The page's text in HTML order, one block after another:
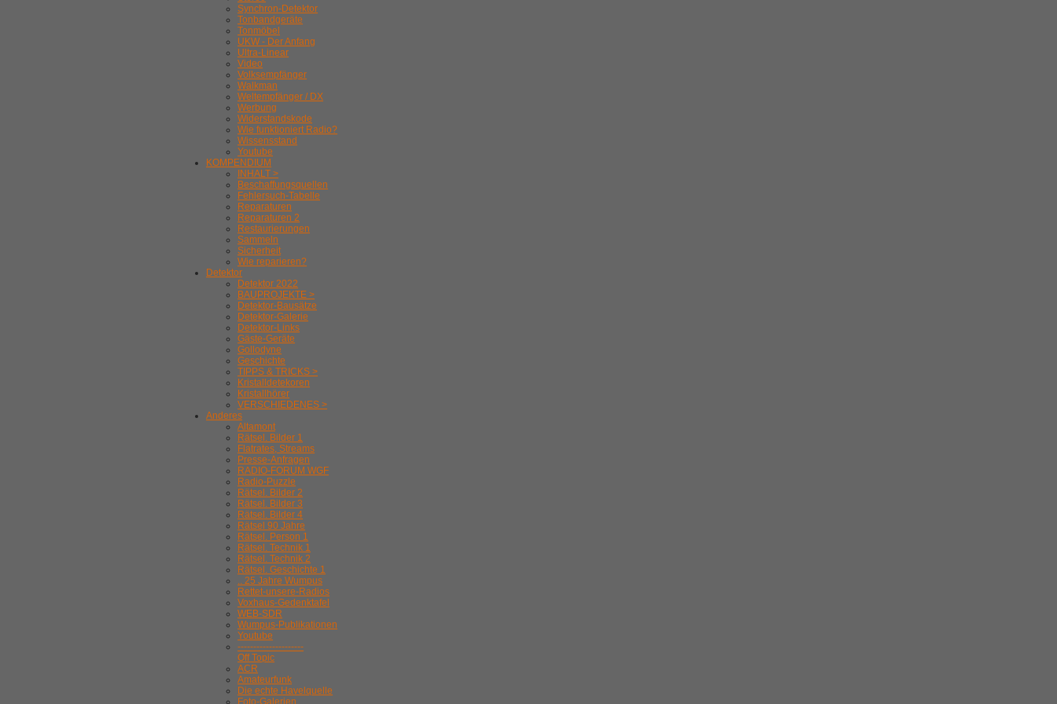
Synchron-Detektor
Tonbandgeräte
Tonmöbel
UKW - Der Anfang
Ultra-Linear
Video
Volksempfänger
Walkman
Weltempfänger / DX
Werbung
Widerstandskode
Wie funktioniert Radio?
Wissensstand
Youtube
KOMPENDIUM
INHALT >
Beschaffungsquellen
Fehlersuch-Tabelle
Reparaturen
Reparaturen 2
Restaurierungen
Sammeln
Sicherheit
Wie reparieren?
Detektor
Detektor 2022
BAUPROJEKTE >
Detektor-Bausätze
Detektor-Galerie
Detektor-Links
Gäste-Geräte
Gollodyne
Geschichte
TIPPS & TRICKS >
Kristalldetekoren
Kristallhörer
VERSCHIEDENES >
Anderes
Altamont
Rätsel. Bilder 1
Flatrates, Streams
Presse-Anfragen
RADIO-FORUM WGF
Radio-Puzzle
Rätsel. Bilder 2
Rätsel. Bilder 3
Rätsel. Bilder 4
Rätsel 90 Jahre
Rätsel. Person 1
Rätsel. Technik 1
Rätsel. Technik 2
Rätsel. Geschichte 1
.. 25 Jahre Wumpus
Rettet-unsere-Radios
Voxhaus-Gedenktafel
WEB-SDR
Wumpus-Publikationen
Youtube
---------------------
Off Topic
ACR
Amateurfunk
Die echte Havelquelle
Foto-Galerien